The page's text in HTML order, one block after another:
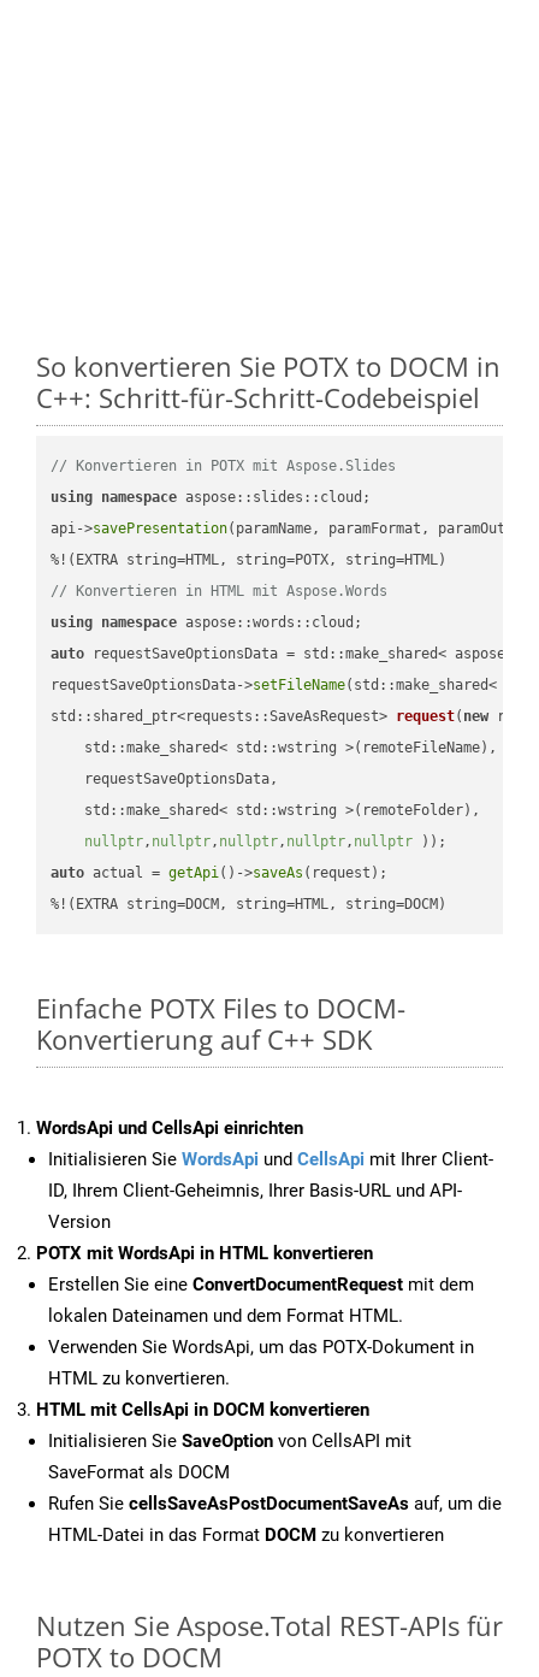
So konvertieren Sie POTX to DOCM in
C++: Schritt-für-Schritt-Codebeispiel
// Konvertieren in POTX mit Aspose.Slides
using namespace aspose::slides::cloud;
api->savePresentation(paramName, paramFormat,
// Konvertieren in HTML mit Aspose.Words
using namespace
auto requestSaveOptionsData = std::make_shared<
requestSaveOptionsData->setFileName(std::make_shared<
std::shared_ptr<requests::SaveAsRequest> request( new
    std::make_shared< std::wstring >(remoteFileName),
    requestSaveOptionsData,
    std::make_shared< std::wstring >(remoteFolder),
nullptr, nullptr, nullptr, nullptr, nullptr ))
auto actual = getApi()->saveAs (request);
%!(EXTRA string=DOCM, string=HTML, string=DOCM)
Einfache POTX Files to DOCM-
Konvertierung auf C++ SDK
WordsApi und CellsApi einrichten
Initialisieren Sie WordsApi und CellsApi mit Ihrer Client-
ID, Ihrem Client-Geheimnis, Ihrer Basis-URL und API-
Version
POTX mit WordsApi in HTML konvertieren
Erstellen Sie eine ConvertDocumentRequest mit dem
lokalen Dateinamen und dem Format HTML.
Verwenden Sie WordsApi, um das POTX-Dokument in
HTML zu konvertieren.
HTML mit CellsApi in DOCM konvertieren
Initialisieren Sie SaveOption von CellsAPI mit
SaveFormat als DOCM
Rufen Sie cellsSaveAsPostDocumentSaveAs auf, um die
HTML-Datei in das Format DOCM zu konvertieren
Nutzen Sie Aspose.Total REST-APIs für
POTX to DOCM